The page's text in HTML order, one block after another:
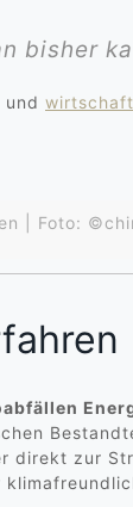
bisher
und
| Foto:
direkt zur